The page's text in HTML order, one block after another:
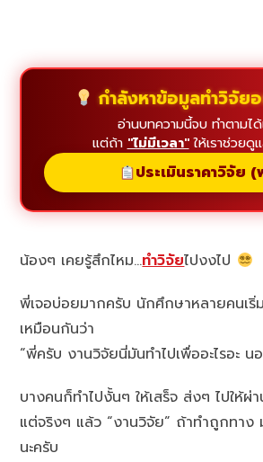
กำลังหาข้อมูลทำวิจัย
อ่านบทความนี้จบ ทำตามได้
แต่ถ้า "ไม่มีเวลา"ให้เราช่วยดู
ประเมินราคาวิจัย
น้องๆ เคยรู้สึกไหม…ทำวิจัยไปงงไป
พี่เจอบ่อยมากครับ นักศึกษาหลายคนเริ่
เหมือนกันว่า
“พี่ครับ งานวิจัยนี่มันทำไปเพื่ออะไรอะ น
บางคนก็ทำไปงั้นๆ ให้เสร็จ ส่งๆ ไปให้ผ่
แต่จริงๆ แล้ว “งานวิจัย” ถ้าทำถูกทาง
นะครับ